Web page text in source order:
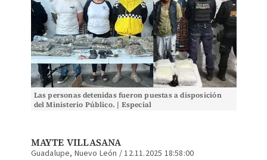
Las personas detenidas fueron puestas a disposición
del Ministerio Público. | Especial
MAYTE VILLASANA
Guadalupe, Nuevo León /12.11.2025 18:58:00